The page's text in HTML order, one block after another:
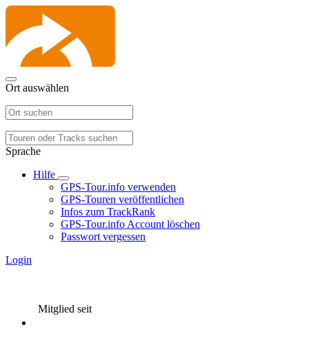
Ort auswählen
Sprache
Hilfe
GPS-Tour.info verwenden
GPS-Touren veröffentlichen
Infos zum TrackRank
GPS-Tour.info Account löschen
Passwort vergessen
Login
Mitglied seit